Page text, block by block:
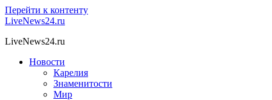
Перейти к контенту
LiveNews24.ru
LiveNews24.ru
Новости
Карелия
Знаменитости
Мир